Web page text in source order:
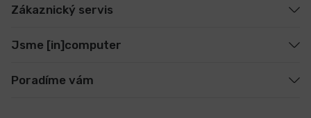
Zákaznický servis
Jsme [in]computer
Poradíme vám